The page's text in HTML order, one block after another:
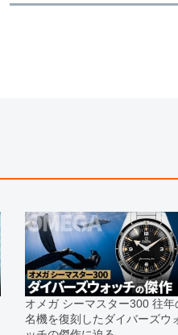
※当店では店頭販売も行っており
また、ご来店にてご購入を希望さ
お問い合わせいただけますようお
※アンティーク品やユーズド品の
合がございます。
※表示の定価は、入荷時の価格と
現在の定価と異なる場合がござい
オメガ シーマスター300 往年
名機を復刻したダイバーズウ